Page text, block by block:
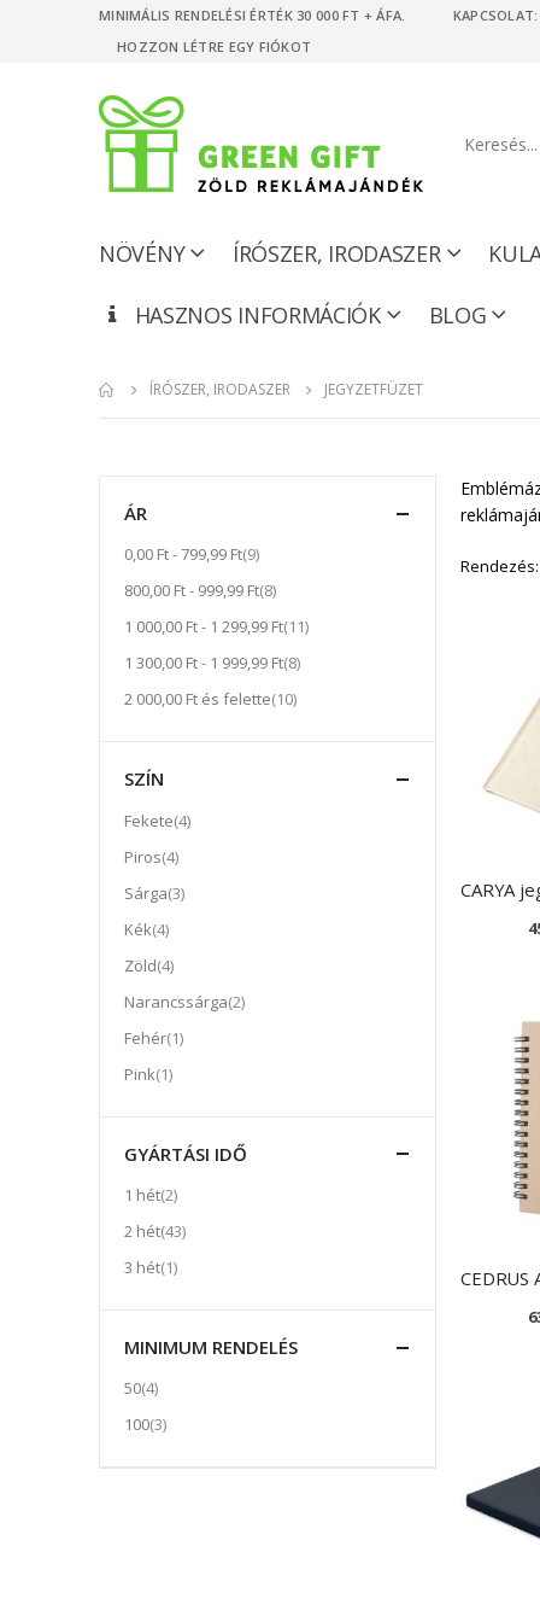
MINIMÁLIS RENDELÉSI ÉRTÉK 30 000 FT + ÁFA. KAPCSOLAT:
HOZZON LÉTRE EGY FIÓKOT
NÖVÉNY ÍRÓSZER, IRODASZER
HASZNOS INFORMÁCIÓK BLOG
ÍRÓSZER, IRODASZER JEGYZETFÜZET
Rendezés
ÁR
0,00 Ft- 799,99 Ft 9tétel
800,00 Ft- 999,99 Ft 8tétel
1 000,00 Ft- 1 299,99 Ft 11tétel
1 300,00 Ft- 1 999,99 Ft 8tétel
2 000,00 Ft és felette 10tétel
SZÍN
Fekete 4tétel
Piros 4tétel
Sárga 3tétel
Kék 4tétel
Zöld 4tétel
Narancssárga 2tétel
Fehér 1tétel
Pink 1tétel
GYÁRTÁSI IDŐ
1 hét 2tétel
2 hét 43tétel
3 hét 1tétel
MINIMUM RENDELÉS
50 4tétel
100 3tétel